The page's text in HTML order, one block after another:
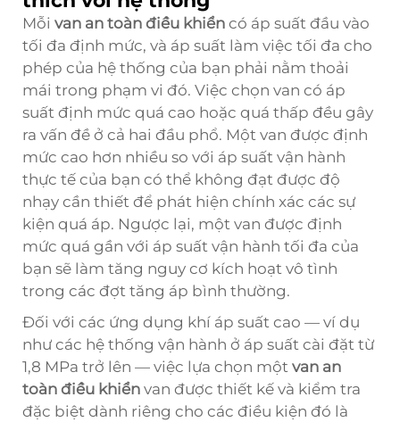
Mỗi van an toàn điều khiển có áp suất đầu vào
tối đa định mức, và áp suất làm việc tối đa cho
phép của hệ thống của bạn phải nằm thoải
mái trong phạm vi đó. Việc chọn van có áp
suất định mức quá cao hoặc quá thấp đều gây
ra vấn đề ở cả hai đầu phổ. Một van được định
mức cao hơn nhiều so với áp suất vận hành
thực tế của bạn có thể không đạt được độ
nhạy cần thiết để phát hiện chính xác các sự
kiện quá áp. Ngược lại, một van được định
mức quá gần với áp suất vận hành tối đa của
bạn sẽ làm tăng nguy cơ kích hoạt vô tình
trong các đợt tăng áp bình thường.
Đối với các ứng dụng khí áp suất cao — ví dụ
như các hệ thống vận hành ở áp suất cài đặt từ
1,8 MPa trở lên — việc lựa chọn một van an
toàn điều khiển van được thiết kế và kiểm tra
đặc biệt dành riêng cho các điều kiện đó là